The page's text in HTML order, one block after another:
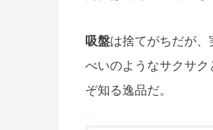
吸盤は捨てがちだが
べいのようなサクサ
ぞ知る逸品だ。